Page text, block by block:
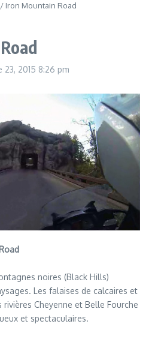
/ Iron Mountain Road
23, 2015 8:26 pm
noires (Black Hills)
Les falaises de calcaires et
Cheyenne et Belle Fourche
et spectaculaires.